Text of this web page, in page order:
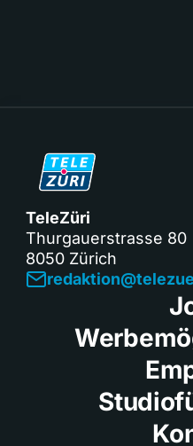
TeleZüri
Thurgauerstrasse 80
8050 Zürich